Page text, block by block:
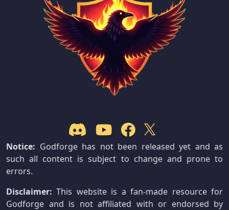
Notice: Godforge has not been released yet and as
such all content is subject to change and prone to
errors.
Disclaimer: This website is a fan-made resource for
Godforge and is not affiliated with or endorsed by